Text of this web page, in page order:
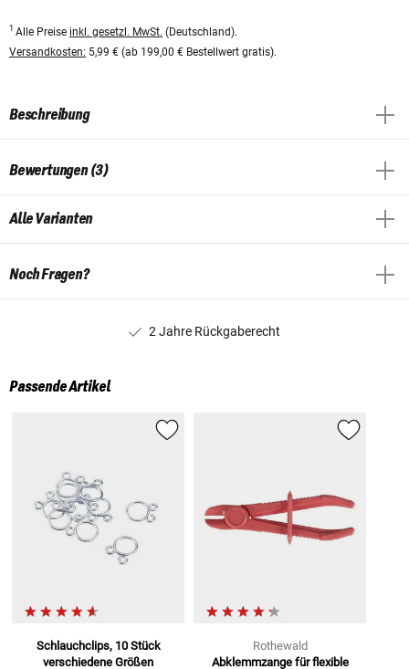
1 Alle Preise inkl. gesetzl. MwSt. (Deutschland).
Versandkosten: 5,99 € (ab 199,00 € Bestellwert gratis).
Beschreibung
Bewertungen (3)
Alle Varianten
Noch Fragen?
2 Jahre Rückgaberecht
Passende Artikel
Schlauchclips, 10 Stück
verschiedene Größen
Rothewald
Abklemmzange für flexible